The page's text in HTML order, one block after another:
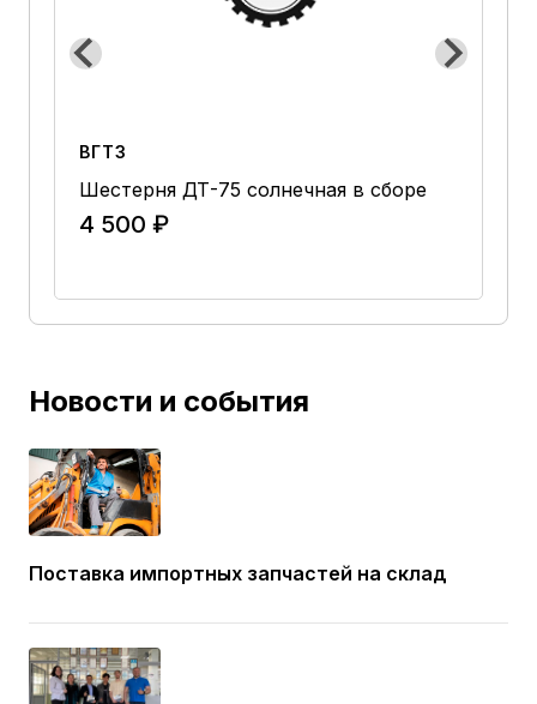
ВГТЗ
Шестерня ДТ-75 солнечная в сборе
4 500 ₽
Новости и события
Поставка импортных запчастей на склад